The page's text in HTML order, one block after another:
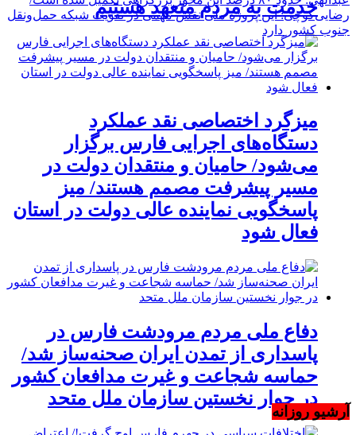
خدمت به مردم متعهد هستیم
میزگرد اختصاصی نقد عملکرد
دستگاه‌های اجرایی فارس برگزار
می‌شود/ حامیان و منتقدان دولت در
مسیر پیشرفت مصمم هستند/ میز
پاسخگویی نماینده عالی دولت در استان
فعال شود
دفاع ملی مردم مرودشت فارس در
پاسداری از تمدن ایران صحنه‌ساز شد/
حماسه شجاعت و غیرت مدافعان کشور
در جوار نخستین سازمان ملل متحد
رضایی‌کوچی: این پروژه ملی نقش مهمی در تقویت شبکه حمل‌ونقل
جنوب کشور دارد
آرشیو روزانه